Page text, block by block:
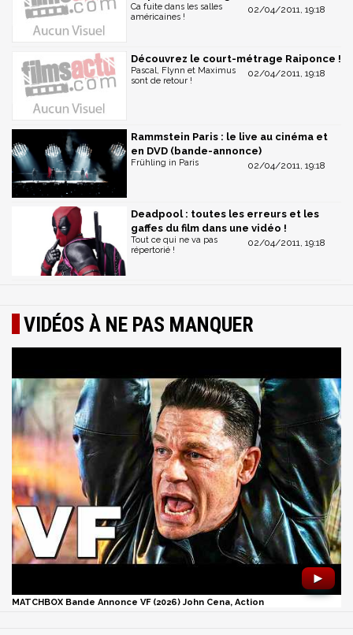
02/04/2011, 19:18
Ca fuite dans les salles
américaines !
Découvrez le court-métrage Raiponce !
02/04/2011, 19:18
Pascal, Flynn et Maximus
sont de retour !
Rammstein Paris : le live au cinéma et
en DVD (bande-annonce)
02/04/2011, 19:18
Frühling in Paris
Deadpool : toutes les erreurs et les
gaffes du film dans une vidéo !
02/04/2011, 19:18
Tout ce qui ne va pas
répertorié !
VIDÉOS À NE PAS MANQUER
►
MATCHBOX Bande Annonce VF (2026) John Cena, Action